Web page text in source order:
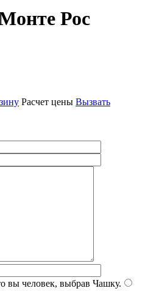
Рос
Расчет цены Вызвать
вы человек, выбрав Чашку.